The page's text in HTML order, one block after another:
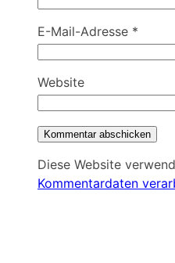
E-Mail-Adresse *
Website
Diese Website
Kommentardaten